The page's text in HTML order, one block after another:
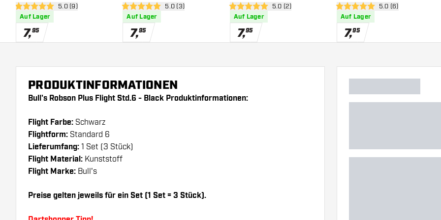
Bewertungsbereich öffnen
5 Bewertungssterne
5.0 (9)
Auf Lager
7,95
Bewertungsbereich öffnen
5 Bewertungssterne
5.0 (3)
Auf Lager
7,95
Bewertungsbereich öffnen
5 Bewertungssterne
5.0 (2)
Auf Lager
7,95
Bewertungsbereich
5 Bewertungssterne
5.0 (6)
Auf Lager
7,95
PRODUKTINFORMATIONEN
Bull's Robson Plus Flight Std.6 - Black Produktinformationen:
Flight Farbe: Schwarz
Flightform: Standard 6
Lieferumfang: 1 Set (3 Stück)
Flight Material: Kunststoff
Flight Marke: Bull's
Preise gelten jeweils für ein Set (1 Set = 3 Stück).